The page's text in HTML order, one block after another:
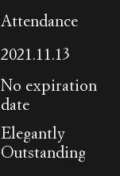
Attendance
2021.11.13
No expiration
date
Elegantly
Outstanding